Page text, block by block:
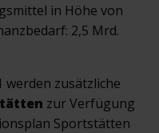
in Höhe von
2,5 Mrd.
werden zusätzliche
zur Verfügung
Sportstätten